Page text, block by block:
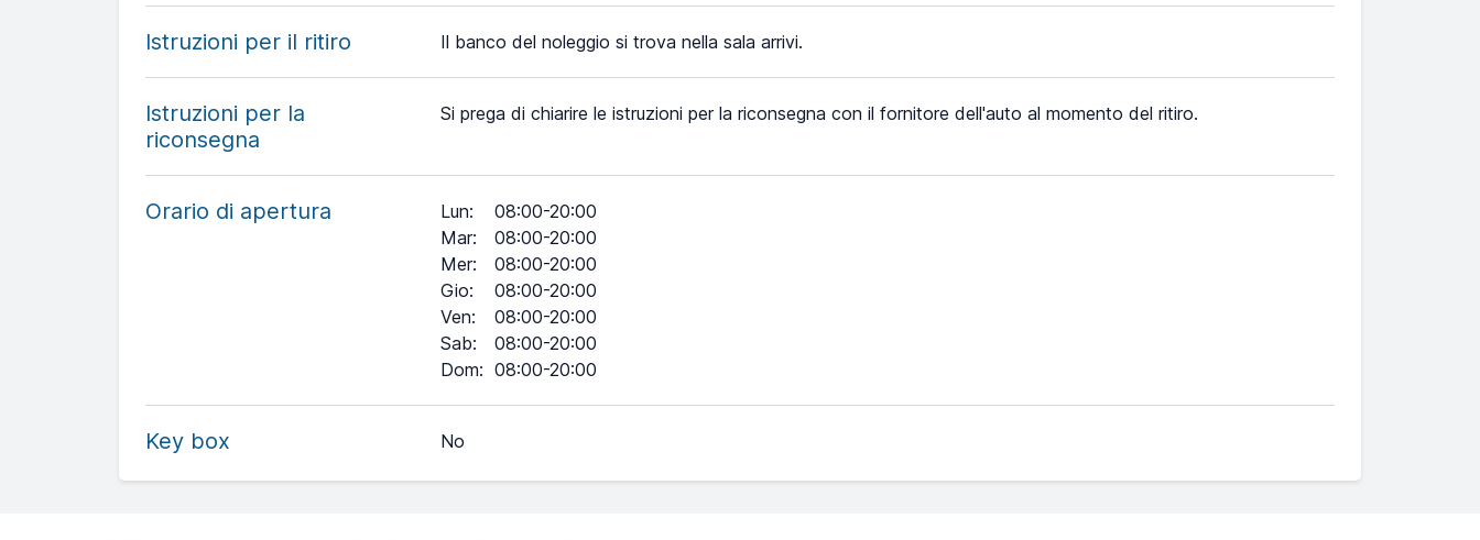
Istruzioni per il ritiro Il banco del noleggio si trova nella sala arrivi.
Istruzioni per la
riconsegna
Si prega di chiarire le istruzioni per la riconsegna con il fornitore dell'auto al momento del ritiro.
Orario di apertura Lun:
08:00-20:00
Mar:
08:00-20:00
Mer:
08:00-20:00
Gio:
08:00-20:00
Ven:
08:00-20:00
Sab:
08:00-20:00
Dom: 08:00-20:00
Key box No